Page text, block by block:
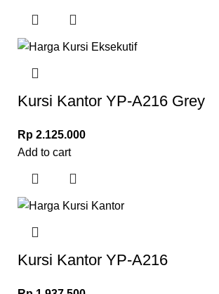
Kursi Kantor YP-A216 Grey
Rp 2.125.000
Add to cart
Kursi Kantor YP-A216